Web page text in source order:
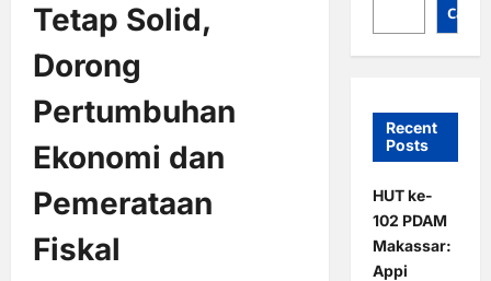
Tetap Solid,
Dorong
Pertumbuhan
Ekonomi dan
Pemerataan
Fiskal
Cari
Recent
Posts
HUT ke-
102 PDAM
Makassar:
Appi